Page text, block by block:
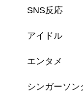
SNS反応
アイドル
エンタメ
シンガーソン